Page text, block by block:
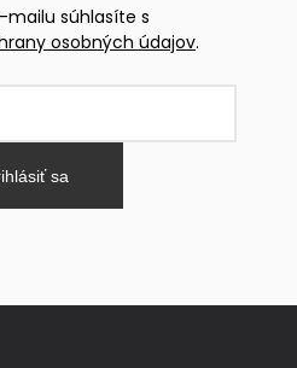
mailu súhlasíte s
osobných údajov.
sa